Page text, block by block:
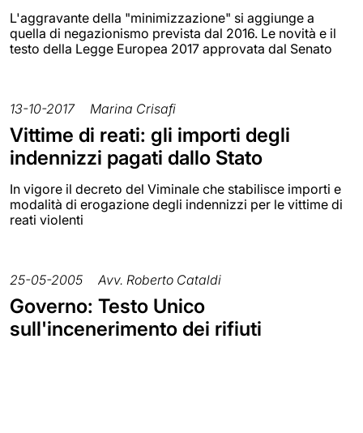
L'aggravante della "minimizzazione" si aggiunge a
quella di negazionismo prevista dal 2016. Le novità e il
testo della Legge Europea 2017 approvata dal Senato
13-10-2017 Marina Crisafi
Vittime di reati: gli importi degli
indennizzi pagati dallo Stato
In vigore il decreto del Viminale che stabilisce importi e
modalità di erogazione degli indennizzi per le vittime di
reati violenti
25-05-2005 Avv. Roberto Cataldi
Governo: Testo Unico
sull'incenerimento dei rifiuti